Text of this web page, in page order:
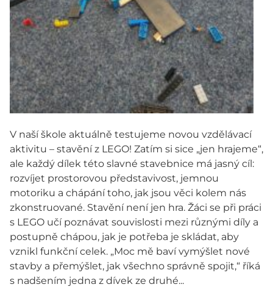
V naší škole aktuálně testujeme novou vzdělávací
aktivitu – stavění z LEGO! Zatím si sice „jen hrajeme“,
ale každý dílek této slavné stavebnice má jasný cíl:
rozvíjet prostorovou představivost, jemnou
motoriku a chápání toho, jak jsou věci kolem nás
zkonstruované. Stavění není jen hra. Žáci se při práci
s LEGO učí poznávat souvislosti mezi různými díly a
postupně chápou, jak je potřeba je skládat, aby
vznikl funkční celek. „Moc mě baví vymýšlet nové
stavby a přemýšlet, jak všechno správně spojit,“ říká
s nadšením jedna z dívek ze druhé...